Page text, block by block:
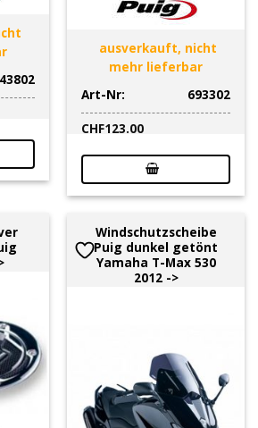
ausverkauft, nicht
mehr lieferbar
Art-Nr:
693302
CHF123.00
Windschutzscheibe
Puig dunkel getönt
Yamaha T-Max 530
2012 ->